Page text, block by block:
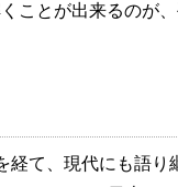
ことが出来るのが、
て、現代にも語り